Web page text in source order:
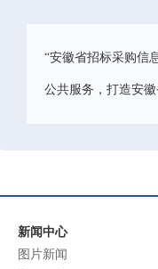
“安徽省招标采购信
公共服务，打造安
新闻中心
图片新闻